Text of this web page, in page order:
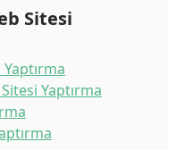
Sitesi
Yaptırma